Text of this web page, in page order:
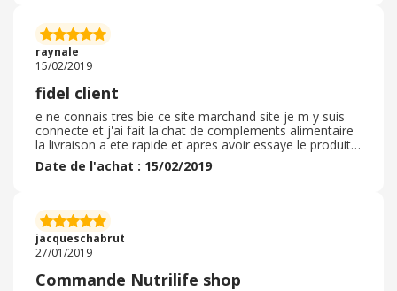
est à voir dans le temps. Etant satisfaite je n'ai pas eu à
retourner la commande je ne sais pas si les frais de
retour sont gratuits
raynale
15/02/2019
fidel client
e ne connais tres bie ce site marchand site je m y suis
connecte et j'ai fait la'chat de complements alimentaire
la livraison a ete rapide et apres avoir essaye le produit
j'en suis plus que satisfait je n'ai pa eut de code promole
delai de livraison a ete respecte . commande livree en
livraison detaille l'aricle commande correspondait a ma
commande je n'ai pas profite de code promo mais ce
que j'ai eut dans ma cagnotte a ete tres sympatique je
suis deja fidel a nutrilife et avec ebuy je ne suis pas pres
de changer
Date de l'achat : 15/02/2019
jacqueschabrut
27/01/2019
Commande Nutrilife shop